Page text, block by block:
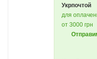
Укрпочтой
для
от 3000 грн